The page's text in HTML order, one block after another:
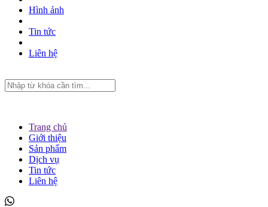
Hình ảnh
Tin tức
Liên hệ
Trang chủ
Giới thiệu
Sản phẩm
Dịch vụ
Tin tức
Liên hệ